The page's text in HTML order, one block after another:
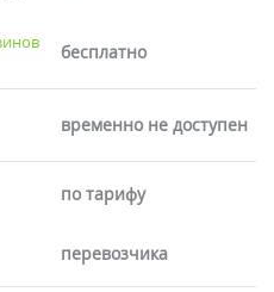
бесплатно
временно не доступен
по тарифу
перевозчика